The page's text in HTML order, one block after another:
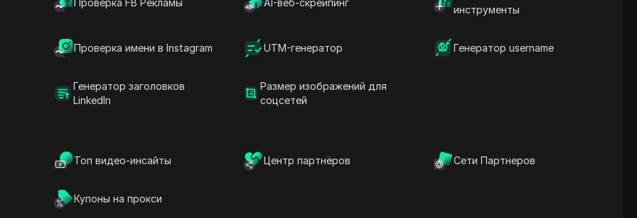
Проверка FB Рекламы AI-веб-скрейпинг
инструменты
Проверка имени в Instagram UTM-генератор Генератор username
Генератор заголовков
LinkedIn
Размер изображений для
соцсетей
Топ видео-инсайты Центр партнёров Сети Партнеров
Купоны на прокси
Обход ограничений в
Outbrain +
антидетект
Читать далее
Обход ограничений в
Outbrain +
Читать далее
Обход ограничений в
Outbrain +
Читать далее
Украина: прокси для
антидетект
Канада: прокси для
Япония: прокси для